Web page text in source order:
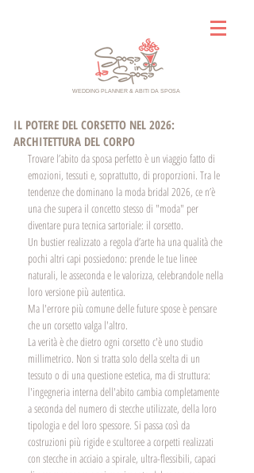
WEDDING PLANNER & ABITI DA SPOSA
IL POTERE DEL CORSETTO NEL 2026:
ARCHITETTURA DEL CORPO
Trovare l’abito da sposa perfetto è un viaggio fatto di
emozioni, tessuti e, soprattutto, di proporzioni. Tra le
tendenze che dominano la moda bridal 2026, ce n’è
una che supera il concetto stesso di "moda" per
diventare pura tecnica sartoriale: il corsetto.
Un bustier realizzato a regola d’arte ha una qualità che
pochi altri capi possiedono: prende le tue linee
naturali, le asseconda e le valorizza, celebrandole nella
loro versione più autentica.
Ma l'errore più comune delle future spose è pensare
che un corsetto valga l'altro.
La verità è che dietro ogni corsetto c'è uno studio
millimetrico. Non si tratta solo della scelta di un
tessuto o di una questione estetica, ma di struttura:
l'ingegneria interna dell'abito cambia completamente
a seconda del numero di stecche utilizzate, della loro
tipologia e del loro spessore. Si passa così da
costruzioni più rigide e scultoree a corpetti realizzati
con stecche in acciaio a spirale, ultra-flessibili, capaci